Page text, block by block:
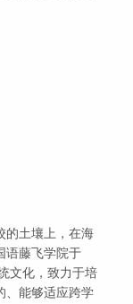
的土壤上，在海
语藤飞学院于
文化，致力于培
、能够适应跨学